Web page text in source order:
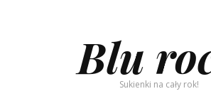
BluSukienki na cały rok!